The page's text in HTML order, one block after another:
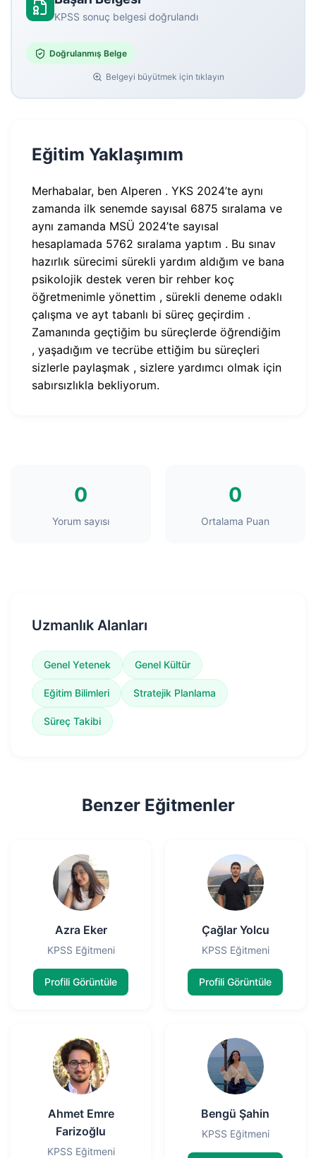
KPSS sonuç belgesi doğrulandı
Doğrulanmış Belge
Belgeyi büyütmek için tıklayın
Eğitim Yaklaşımım
Merhabalar, ben Alperen . YKS 2024’te aynı
zamanda ilk senemde sayısal 6875 sıralama ve
aynı zamanda MSÜ 2024’te sayısal
hesaplamada 5762 sıralama yaptım . Bu sınav
hazırlık sürecimi sürekli yardım aldığım ve bana
psikolojik destek veren bir rehber koç
öğretmenimle yönettim , sürekli deneme odaklı
çalışma ve ayt tabanlı bi süreç geçirdim .
Zamanında geçtiğim bu süreçlerde öğrendiğim
, yaşadığım ve tecrübe ettiğim bu süreçleri
sizlerle paylaşmak , sizlere yardımcı olmak için
sabırsızlıkla bekliyorum.
0
Yorum sayısı
0
Ortalama Puan
Uzmanlık Alanları
Genel Yetenek Genel Kültür
Eğitim Bilimleri Stratejik Planlama
Süreç Takibi
Benzer Eğitmenler
Azra Eker
KPSS Eğitmeni
Profili Görüntüle
Çağlar Yolcu
KPSS Eğitmeni
Profili Görüntüle
Ahmet Emre
Farizoğlu
KPSS Eğitmeni
Bengü Şahin
KPSS Eğitmeni